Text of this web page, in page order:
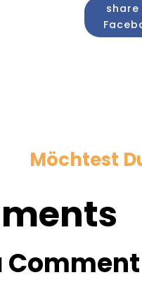
share
Möchtest
Comment